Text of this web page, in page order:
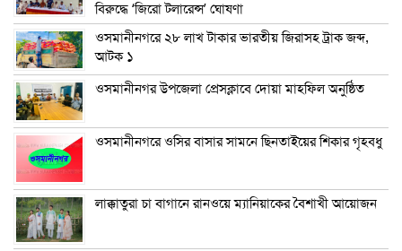
বিরুদ্ধে ‘জিরো টলারেন্স’ ঘোষণা
ওসমানীনগরে ২৮ লাখ টাকার ভারতীয় জিরাসহ ট্রাক জব্দ,
আটক ১
ওসমানীনগর উপজেলা প্রেসক্লাবে দোয়া মাহফিল অনুষ্ঠিত
ওসমানীনগরে ওসির বাসার সামনে ছিনতাইয়ের শিকার গৃহবধু
লাক্কাতুরা চা বাগানে রানওয়ে ম্যানিয়াকের বৈশাখী আয়োজন